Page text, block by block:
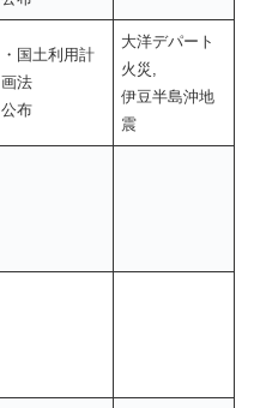
・国土利用計
画法
公布
大洋デパート
火災,
伊豆半島沖地
震